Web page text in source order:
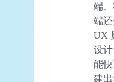
端
端
UX
设
能
建